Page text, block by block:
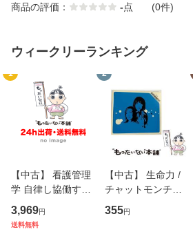
商品の評価： -点 (0件)
ウィークリーランキング
1
【中古】 看護管理
学 自律し協働する
専門職の看護マネ
ジメントスキル 改
3,969円
送料無料
2
【中古】 生命力 /
チャットモンチー /
キューンレコード
[CD]【メール便送
355円